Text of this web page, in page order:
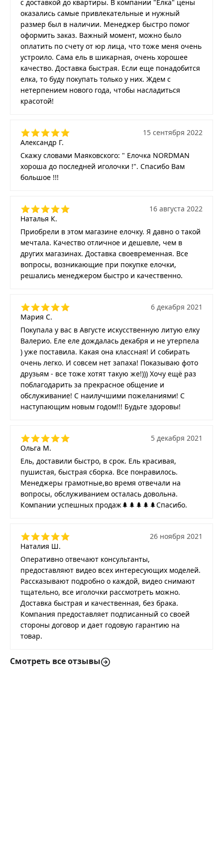
с доставкой до квартиры. В компании "Ёлка" цены
оказались самые привлекательные и нужный
размер был в наличии. Менеджер быстро помог
оформить заказ. Важный момент, можно было
оплатить по счету от юр лица, что тоже меня очень
устроило. Сама ель в шикарная, очень хорошее
качество. Доставка быстрая. Если еще понадобится
елка, то буду покупать только у них. Ждем с
нетерпением нового года, чтобы насладиться
красотой!
Александр Г.
15 сентября 2022
Скажу словами Маяковского: " Елочка NORDMAN
хороша до последней иголочки !". Спасибо Вам
большое !!!
Наталья К.
16 августа 2022
Приобрели в этом магазине елочку. Я давно о такой
мечтала. Качество отличное и дешевле, чем в
других магазинах. Доставка своевременная. Все
вопросы, возникающие при покупке елочки,
решались менеджером быстро и качественно.
Мария С.
6 декабря 2021
Покупала у вас в Августе искусственную литую елку
Валерио. Еле еле дождалась декабря и не утерпела
) уже поставила. Какая она классная! И собирать
очень легко. И совсем нет запаха! Показываю фото
друзьям - все тоже хотят такую же!))) Хочу ещё раз
поблагодарить за прекрасное общение и
обслуживание! С наилучшими пожеланиями! С
наступающим новым годом!!! Будьте здоровы!
Ольга М.
5 декабря 2021
Ель, доставили быстро, в срок. Ель красивая,
пушистая, быстрая сборка. Все понравилось.
Менеджеры грамотные,во время отвечали на
вопросы, обслуживанием осталась довольна.
Компании успешных продаж🌲🌲🌲🌲🌲Спасибо.
Наталия Ш.
26 ноября 2021
Оперативно отвечают консультанты,
предоставляют видео всех интересующих моделей.
Рассказывают подробно о каждой, видео снимают
тщательно, все иголочки рассмотреть можно.
Доставка быстрая и качественная, без брака.
Компания предоставляет подписанный со своей
стороны договор и дает годовую гарантию на
товар.
Смотреть все отзывы